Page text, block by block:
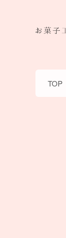
TOP